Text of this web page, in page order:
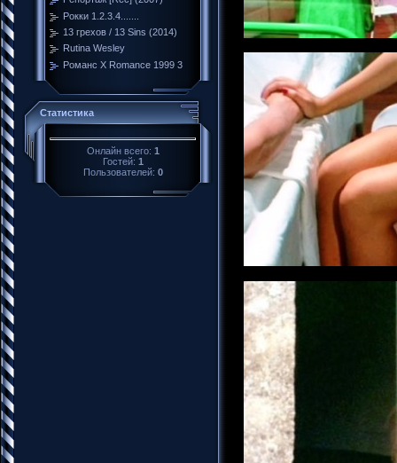
Рокки 1.2.3.4.......
13 грехов / 13 Sins (2014)
Rutina Wesley
Романс Х Romance 1999 3
Статистика
Онлайн всего: 1
Гостей: 1
Пользователей: 0